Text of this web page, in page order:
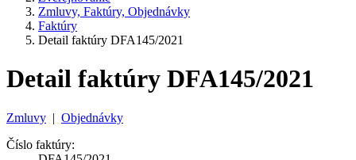
Zmluvy, Faktúry, Objednávky
Faktúry
Detail faktúry DFA145/2021
Detail faktúry DFA145/2021
Zmluvy | Objednávky
Číslo faktúry: